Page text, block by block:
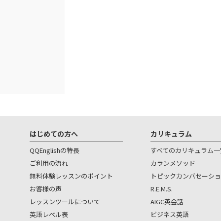
はじめての方へ
QQEnglishの特長
ご利用の流れ
無料体験レッスンのポイント
お客様の声
レッスンツールについて
英語レベル表
カリキュラム
すべてのカリキュラム
カランメソッド
トピックカンバセーシ
R.E.M.S.
AIGC英会話
ビジネス英語